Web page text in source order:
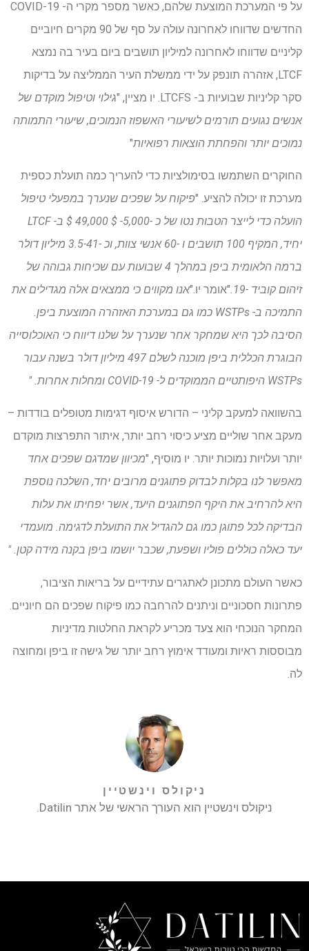
על פי המערכת המוצעת שלהם, כאשר מספר מקרי ה- COVID-19
החדשים שדווחו לאחרונה עולה על סף של 90 מקרים חיוביים
קליניים שדווחו לאחרונה למיליון תושבים ביום בעיר בה נמצא
LTCF, אזהרה תונפק על ידי ממשלת העיר הממליצה על בדיקות
סקר קליניות שבועיות ב- LTCFS. יו מציין, "
גילוי וטיפול מוקדם של
אנשים נגועים תורמים לשיעורי האשפוז הנמוכים, שיעורי התמותה
נמוכים יותר והפחתת הוצאות רפואיות"
החוקרים השתמשו בסימולציות כדי להעריך כמה תועלת כספית
מערכת זו יכולה להציע. "פיקוח על שפכים שנערך במפעלי טיפול
הועלה כדי לייצר הטבות נטו של כ -5,000- $ 49,000 $ ב- LTCF
יחיד, המקיף 100 תושבים ו -60 אנשי צוות, וכ -3.5-41 מיליון דולר
ברמה הלאומית ביפן במהלך 4 שבועות עם שכיחות גבוהה של
זיהום קוביד -19.
"אומר יו."אנו מקווים כי ממצאים אלה מגדילים את
התמיכה ב- WSTPs כמו גם במערכת האזהרה המוצעת ביפן.
הסיבה לכך היא שמחקר אחר שנערך על שלנו דיווח כי האוכלוסייה
הבוגרת הכללית ביפן מוכנה לשלם 497 מיליון דולר בשנה עבור
WSTPs היפותטיים הממוקדים ל- COVID-19 ומחלות אחרות. "
בהשוואה למעקב קליני – הדורש איסוף דגימות מטופלים בודדות –
מעקב אחר שוליים מציע כיסוי רחב יותר, איתור התפרצות מוקדם
יותר ועלויות נמוכות יותר. יו מוסיף, "מכיוון שמדגם שפכים אחד
מאפשר לנו בקלות לבדוק פתוגנים מרובים יחד, השלכה נוספת
היא להרחיב את היקף הפתוגנים היעד, אשר יפחיתו את עלות
הבדיקה לכל פתוגן כמו גם להגדיל את התועלת לדגימה. מועמדי
יעד כאלה כוללים פוליו ושפעת, שכבר יושמו ביפן בקנה מידה קטן. "
כאשר העולם מתכונן לאתגרים עתידיים על בריאות הציבור,
פתרונות חסכוניים וניתנים להרחבה כמו פיקוח שפכים הם חיוניים.
המחקר הנוכחי הוא צעד מכריע לקראת החלטות מדיניות
מבוססות ראיות ומעודד אימוץ רחב יותר של גישה זו ביפן ומחוצה
לה.
ניקולס וינשטיין
ניקולס וינשטיין הוא העורך הראשי של אתר Datilin.